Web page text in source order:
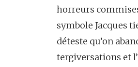
horreurs
symbole Jacques
déteste qu’on
tergiversations et